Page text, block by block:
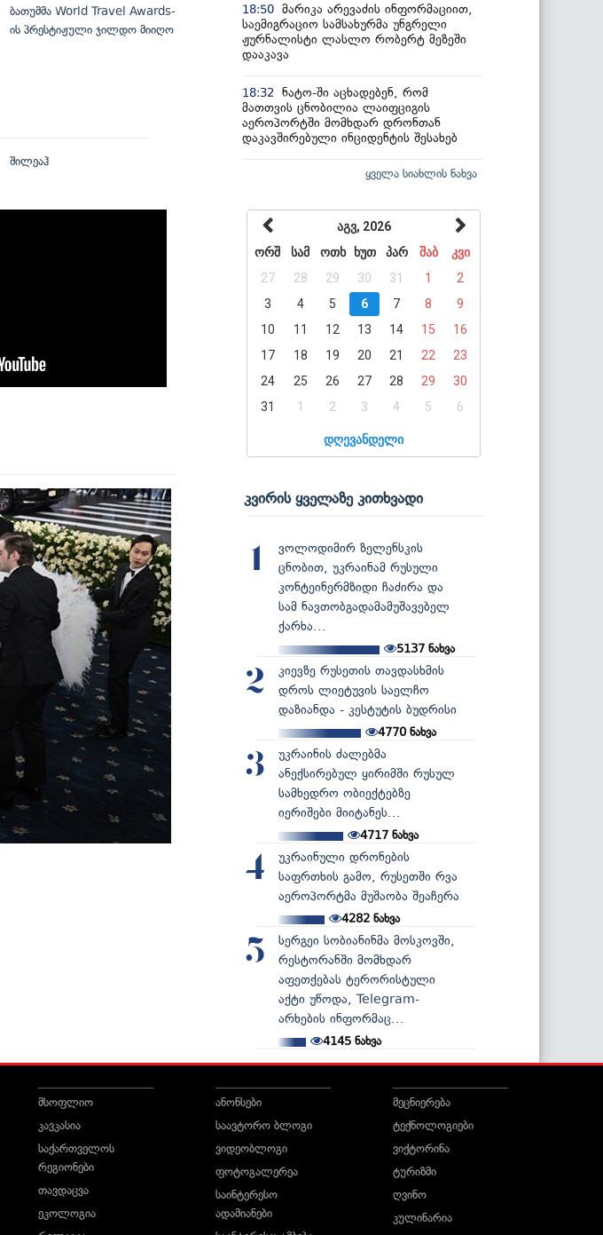
ბათუმმა World Travel Awards-
ის პრესტიჟული ჯილდო მიიღო
შილეაჰ
18:50 მარიკა არევაძის ინფორმაციით,
საემიგრაციო სამსახურმა უნგრელი
ჟურნალისტი ლასლო რობერტ მეზეში
დააკავა
18:32
ნატო-ში აცხადებენ, რომ
მათთვის ცნობილია ლაიფციგის
აეროპორტში მომხდარ დრონთან
დაკავშირებული ინციდენტის შესახებ
ყველა სიახლის ნახვა
აგვ, 2026
ორშ
სამ ოთხ ხუთ პარ შაბ
კვი
27
28 29 30 31 1
2
3
4 5 6 7 8
9
10
11 12 13 14 15
16
17
18 19 20 21 22
23
24
25 26 27 28 29
30
31
1 2 3 4 5 6
დღევანდელი
კვირის ყველაზე კითხვადი
1
ვოლოდიმირ ზელენსკის
ცნობით, უკრაინამ რუსული
კონტეინერმზიდი ჩაძირა და
სამ ნავთობგადამამუშავებელ
ქარხა...
5137 ნახვა
2
კიევზე რუსეთის თავდასხმის
დროს ლიეტუვის საელჩო
დაზიანდა - კესტუტის ბუდრისი
4770ნახვა
3
უკრაინის ძალებმა
ანექსირებულ ყირიმში რუსულ
სამხედრო ობიექტებზე
იერიშები მიიტანეს...
4717ნახვა
4
უკრაინული დრონების
საფრთხის გამო, რუსეთში რვა
აეროპორტმა მუშაობა შეაჩერა
4282ნახვა
5
სერგეი სობიანინმა მოსკოვში,
რესტორანში მომხდარ
აფეთქებას ტერორისტული
აქტი უწოდა, Telegram-
არხების ინფორმაც...
4145 ნახვა
მსოფლიო
კავკასია
საქართველოს
რეგიონები
თავდაცვა
ეკოლოგია
ანონსები
საავტორო ბლოგი
ვიდეობლოგი
ფოტოგალერეა
საინტერესო
ადამიანები
მეცნიერება
ტექნოლოგიები
ვიქტორინა
ტურიზმი
ღვინო
კულინარია